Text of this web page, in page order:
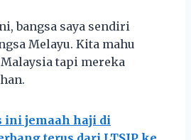
bangsa saya sendiri
Melayu. Kita mahu
tapi mereka
ini jemaah haji di